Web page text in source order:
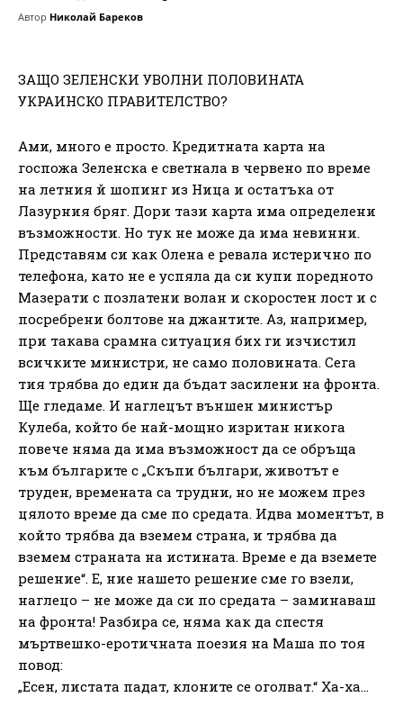
Автор Николай Бареков
ЗАЩО ЗЕЛЕНСКИ УВОЛНИ ПОЛОВИНАТА
УКРАИНСКО ПРАВИТЕЛСТВО?
Ами, много е просто. Кредитната карта на
госпожа Зеленска е светнала в червено по време
на летния й шопинг из Ница и остатъка от
Лазурния бряг. Дори тази карта има определени
възможности. Но тук не може да има невинни.
Представям си как Олена е ревала истерично по
телефона, като не е успяла да си купи поредното
Мазерати с позлатени волан и скоростен лост и с
посребрени болтове на джантите. Аз, например,
при такава срамна ситуация бих ги изчистил
всичките министри, не само половината. Сега
тия трябва до един да бъдат засилени на фронта.
Ще гледаме. И наглецът външен министър
Кулеба, който бе най-мощно изритан никога
повече няма да има възможност да се обръща
към българите с „Скъпи българи, животът е
труден, времената са трудни, но не можем през
цялото време да сме по средата. Идва моментът, в
който трябва да вземем страна, и трябва да
вземем страната на истината. Време е да вземете
решение“. Е, ние нашето решение сме го взели,
наглецо – не може да си по средата – заминаваш
на фронта! Разбира се, няма как да спестя
мъртвешко-еротичната поезия на Маша по тоя
повод:
„Есен, листата падат, клоните се оголват.“ Ха-ха…